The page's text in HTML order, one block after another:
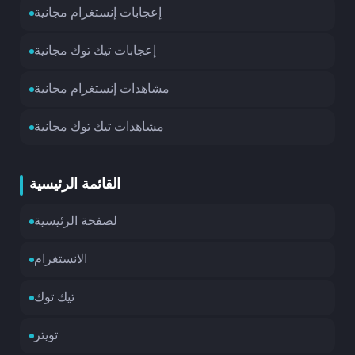
وقت
إعجابات إنستغرام مجانية
إعجابات تيك توك مجانية
مشاهدات إنستغرام مجانية
مشاهدات تيك توك مجانية
القائمة الرئيسية
لصفحة الرئيسية
الانستغرام
تيك توك
تويتر